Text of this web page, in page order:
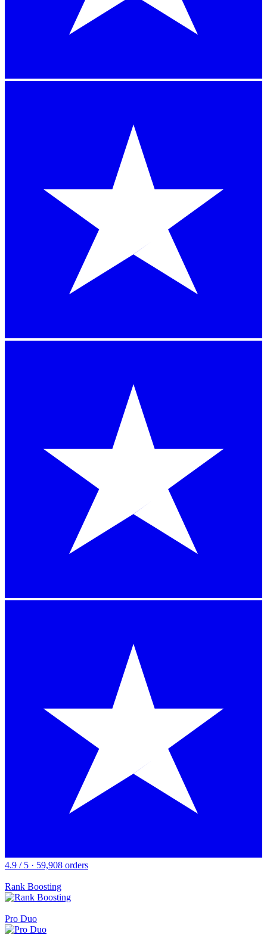
4.9 / 5 · 59,908 orders
Rank Boosting
Pro Duo